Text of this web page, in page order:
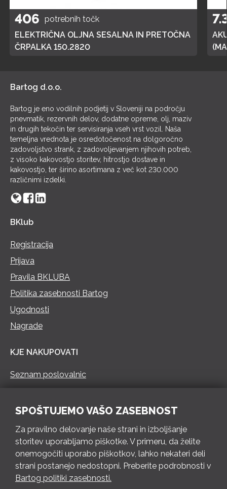
406 potrebnih točk
ELEKTRIČNA OLJNA SESALNA IN PRETOČNA
ČRPALKA 150.2820
Bartog d.o.o.
Bartog je eno vodilnih podjetij v Sloveniji na področju
pnevmatik, rezervnih delov, dodatne opreme, olj, maziv
in drugih tekočin ter servisiranja vseh vrst vozil. Naša
temeljna vrednota je osredotočenost na dolgoročno
zadovoljstvo strank, z zadovoljevanjem njihovih potreb,
z visoko kakovostjo storitev, hitrostjo dostave in
kakovostjo, ter širino asortimana z več kot 230.000
različnimi izdelki.
BKlub
Registracija
Prijava
Pravila BKLUBA
Politika zasebnosti Bartog
Ugodnosti
Nagrade
KJE NAKUPOVATI
Seznam poslovalnic
PON – PET 8 – 18 h / SOB 8 – 12 h
Pošlji e-mail
Izpolni kontaktni obrazec
SPOŠTUJEMO VAŠO ZASEBNOST
Za pravilno delovanje naše strani in izboljšanje
storitev uporabljamo piškotke. V primeru, da želite
onemogočiti uporabo piškotkov, lahko nekateri deli
strani postanejo nedostopni. Preberite podrobnosti v
Bartog politiki zasebnosti.